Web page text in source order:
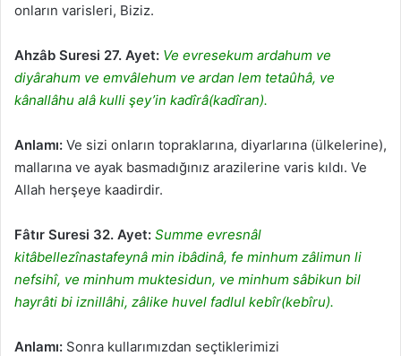
onların varisleri, Biziz.
Ahzâb Suresi 27. Ayet: Ve evresekum ardahum ve
diyârahum ve emvâlehum ve ardan lem tetaûhâ, ve
kânallâhu alâ kulli şey’in kadîrâ(kadîran).
Anlamı: Ve sizi onların topraklarına, diyarlarına (ülkelerine),
mallarına ve ayak basmadığınız arazilerine varis kıldı. Ve
Allah herşeye kaadirdir.
Fâtır Suresi 32. Ayet: Summe evresnâl
kitâbellezînastafeynâ min ibâdinâ, fe minhum zâlimun li
nefsihî, ve minhum muktesidun, ve minhum sâbikun bil
hayrâti bi iznillâhi, zâlike huvel fadlul kebîr(kebîru).
Anlamı: Sonra kullarımızdan seçtiklerimizi